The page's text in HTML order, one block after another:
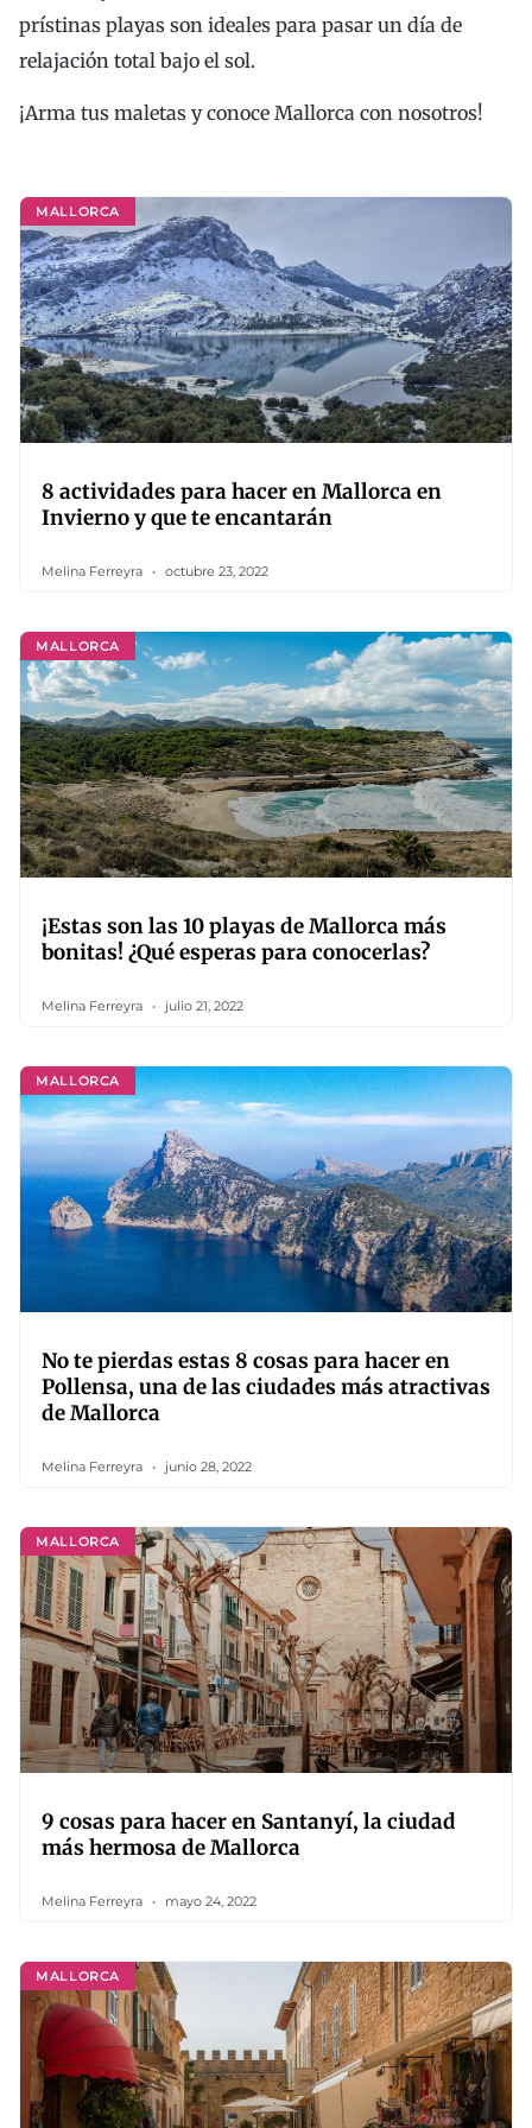
prístinas playas son ideales para pasar un día de
relajación total bajo el sol.
¡Arma tus maletas y conoce Mallorca con nosotros!
MALLORCA
8 actividades para hacer en Mallorca en
Invierno y que te encantarán
Melina Ferreyra octubre 23, 2022
MALLORCA
¡Estas son las 10 playas de Mallorca más
bonitas! ¿Qué esperas para conocerlas?
Melina Ferreyra julio 21, 2022
MALLORCA
No te pierdas estas 8 cosas para hacer en
Pollensa, una de las ciudades más atractivas
de Mallorca
Melina Ferreyra junio 28, 2022
MALLORCA
9 cosas para hacer en Santanyí, la ciudad
más hermosa de Mallorca
Melina Ferreyra mayo 24, 2022
MALLORCA